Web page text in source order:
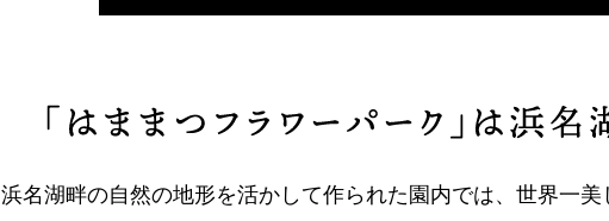
浜名湖畔の自然の地形を活かして作られた園内では、世界一